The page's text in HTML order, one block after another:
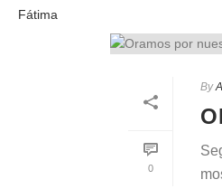
0
By